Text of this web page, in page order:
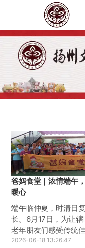
爸妈食堂｜浓情端午
暖心
端午临仲夏，时清日复
长。6月17日，为让辖
老年朋友们感受传统
暖意，扬州文峰慈善基
2026-06-18 13:26:47